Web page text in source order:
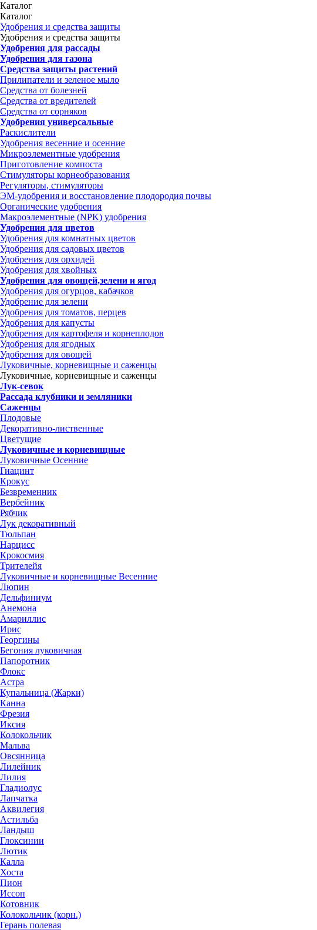
Каталог
Каталог
Удобрения и средства защиты
Удобрения и средства защиты
Удобрения для рассады
Удобрения для газона
Средства защиты растений
Прилипатели и зеленое мыло
Средства от болезней
Средства от вредителей
Средства от сорняков
Удобрения универсальные
Раскислители
Удобрения весенние и осенние
Микроэлементные удобрения
Приготовление компоста
Стимуляторы корнеобразования
Регуляторы, стимуляторы
ЭМ-удобрения и восстановление плодородия почвы
Органические удобрения
Макроэлементные (NPK) удобрения
Удобрения для цветов
Удобрения для комнатных цветов
Удобрения для садовых цветов
Удобрения для орхидей
Удобрения для хвойных
Удобрения для овощей,зелени и ягод
Удобрения для огурцов, кабачков
Удобрение для зелени
Удобрения для томатов, перцев
Удобрения для капусты
Удобрения для картофеля и корнеплодов
Удобрения для ягодных
Удобрения для овощей
Луковичные, корневищные и саженцы
Луковичные, корневищные и саженцы
Лук-севок
Рассада клубники и земляники
Саженцы
Плодовые
Декоративно-лиственные
Цветущие
Луковичные и корневищные
Луковичные Осенние
Гиацинт
Крокус
Безвременник
Вербейник
Рябчик
Лук декоративный
Тюльпан
Нарцисс
Крокосмия
Трителейя
Луковичные и корневищные Весенние
Люпин
Дельфиниум
Анемона
Амариллис
Ирис
Георгины
Бегония луковичная
Папоротник
Флокс
Астра
Купальница (Жарки)
Канна
Фрезия
Иксия
Колокольчик
Мальва
Овсянница
Лилейник
Лилия
Гладиолус
Лапчатка
Аквилегия
Астильба
Ландыш
Глоксинии
Лютик
Калла
Хоста
Пион
Иссоп
Котовник
Колокольчик (корн.)
Герань полевая